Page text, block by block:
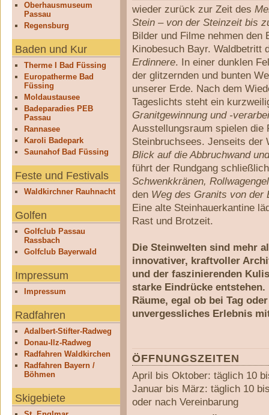
Oberhausmuseum
Passau
Regensburg
Baden und Kur
Therme I Bad Füssing
Europatherme Bad
Füssing
Moldaustausee
Badeparadies PEB
Passau
Rannasee
Karoli Badepark
Saunahof Bad Füssing
Feste und Festivals
Waldkirchner Rauhnacht
Golfen
Golfclub Passau
Rassbach
Golfclub Bayerwald
Impressum
Impressum
Radfahren
Adalbert-Stifter-Radweg
Donau-Ilz-Radweg
Radfahren Waldkirchen
Radfahren Bayern /
Böhmen
Skigebiete
wieder zurück zur Zeit des
Stein – von der Steinzeit bis
Bilder und Filme nehmen den
Kinobesuch Bayr. Waldbetritt
Erdinnere. In einer dunklen
der glitzernden und bunten
unserer Erde. Nach dem
Tageslichts steht ein
Granitgewinnung und -
Ausstellungsraum spielen die
Steinbruchsees. Jenseits
Blick auf die Abbruchwand
führt der Rundgang
Schwenkkränen,
den Weg des Granits von der
Eine alte Steinhauerkantine
Rast und Brotzeit.
Die Steinwelten sind mehr
innovativer, kraftvoller
und der faszinierenden
starke Eindrücke
Räume, egal ob bei Tag
unvergessliches Erlebnis
ÖFFNUNGSZEITEN
April bis Oktober: täglich 10
Januar bis März: täglich 10
oder nach Vereinbarung